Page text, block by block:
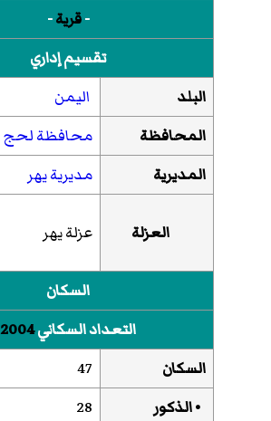
-قرية-
تقسيم إداري
البلد
اليمن
المحافظة
محافظة لحج
المديرية
مديرية يهر
العزلة عزلة يهر
السكان
التعداد السكاني2004
السكان
47
• الذكور
28